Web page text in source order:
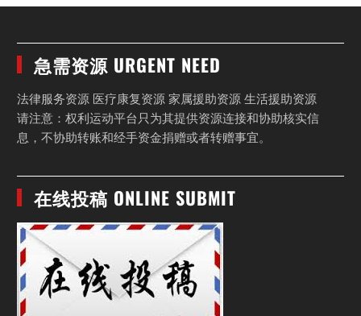
急需资源 URGENT NEED
法律服务资源 医疗康复资源 家属援助资源 生活援助资源
请注意：权利运动平台只为其提供资源连接和协助核实信
息，不协助转账和经手资金捐赠或者转赠事宜。
在线投稿 ONLINE SUBMIT